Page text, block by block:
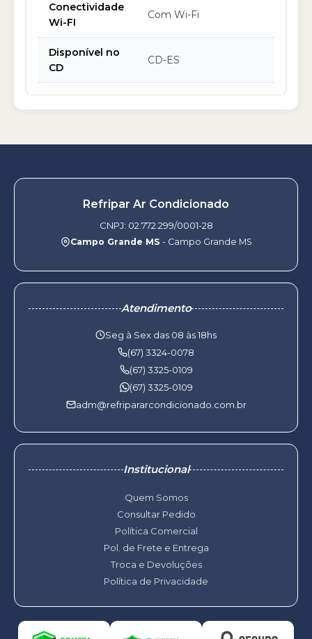
Conectividade
Wi-FI
Com Wi-Fi
Disponível no
CD
CD-ES
Refripar Ar Condicionado
CNPJ: 02.772.299/0001-28
Campo Grande MS - Campo Grande MS
Atendimento
Seg à Sex das 08 às 18hs
(67) 3324-0078
(67) 3325-0109
(67) 3325-0109
adm@refripararcondicionado.com.br
Institucional
Quem Somos
Consultar Pedido
Política Comercial
Pol. de Frete e Entrega
Troca e Devoluções
Política de Privacidade